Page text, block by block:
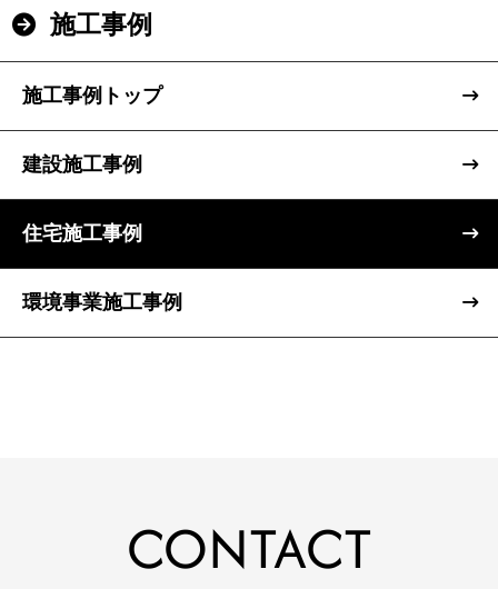
トップページ
リフォーム
施工事例
施工事例トップ
建設施工事例
住宅施工事例
環境事業施工事例
CONTACT